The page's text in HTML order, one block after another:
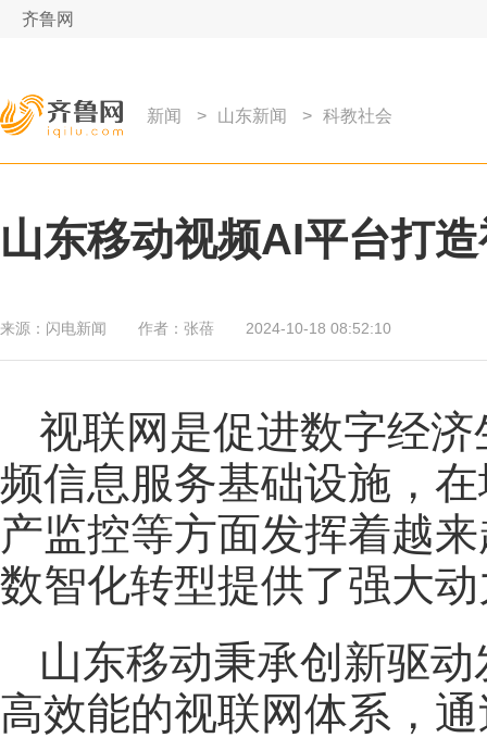
齐鲁网
新闻 > 山东新闻 > 科教社会
山东移动视频AI平台打
来源： 闪电新闻 作者： 张蓓 2024-10-18 08:52:10
视联网是促进数字经
频信息服务基础设施，
产监控等方面发挥着越
数智化转型提供了强大
山东移动秉承创新驱
高效能的视联网体系，